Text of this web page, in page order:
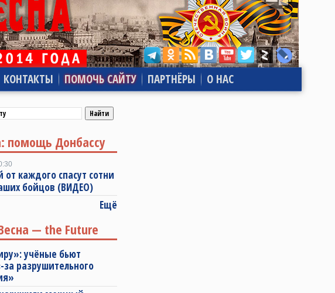
КОНТАКТЫ ПОМОЧЬ САЙТУ ПАРТНЁРЫ О НАС
помощь Донбассу
от каждого спасут сотни
бойцов (ВИДЕО)
Ещё
— the Future
учёные бьют
за разрушительного